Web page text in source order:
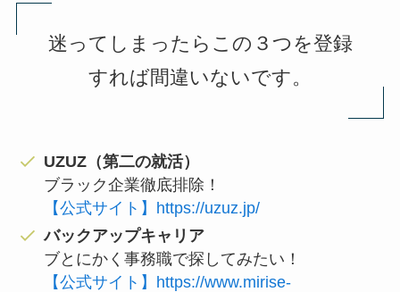
迷ってしまったらこの３つを登録
すれば間違いないです。
UZUZ（第二の就活）
ブラック企業徹底排除！
【公式サイト】https://uzuz.jp/
バックアップキャリア
ブとにかく事務職で探してみたい！
【公式サイト】https://www.mirise-